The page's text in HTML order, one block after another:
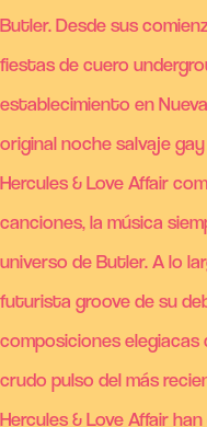
Butler. Desde sus
fiestas de cuero
establecimiento en
original noche salvaje
Hercules & Love Affair
canciones, la música
universo de Butler. A lo
futurista groove de su
composiciones elegiacas
crudo pulso del más
Hercules & Love Affair